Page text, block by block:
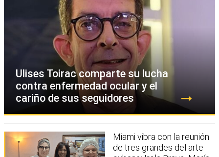
Ulises Toirac comparte su lucha
contra enfermedad ocular y el
cariño de sus seguidores
Miami vibra con la reunión
de tres grandes del arte